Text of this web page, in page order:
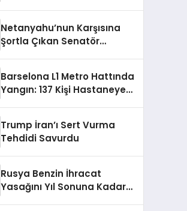
Netanyahu’nun Karşısına
Şortla Çıkan Senatör
Barselona L1 Metro Hattında
Yangın: 137 Kişi Hastaneye
Trump İran’ı Sert Vurma
Tehdidi Savurdu
Rusya Benzin İhracat
Yasağını Yıl Sonuna Kadar